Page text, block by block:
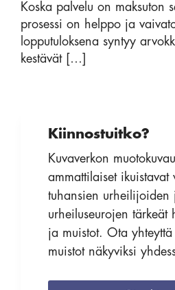
Koska palvelu on maksuton
prosessi on helppo ja
lopputuloksena syntyy
kestävät […]
Kiinnostuitko?
Kuvaverkon
ammattilaiset ikuistavat
tuhansien urheilijoiden
urheiluseurojen tärkeät
ja muistot. Ota
muistot näkyviksi